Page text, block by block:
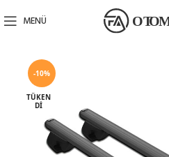
MENÜ
-10%
TÜKEN
DI